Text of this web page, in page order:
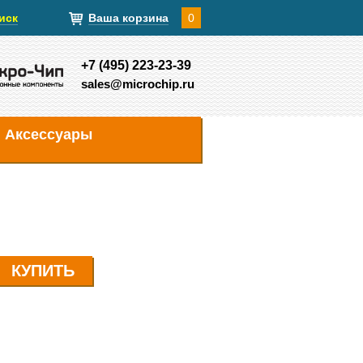
Ваша корзина 0
+7 (495) 223-23-39
sales@microchip.ru
Аксессуары
КУПИТЬ